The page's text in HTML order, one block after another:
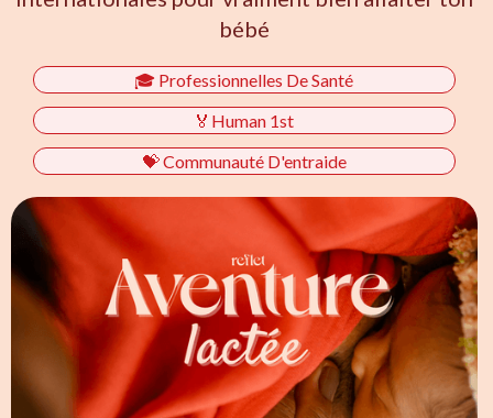
bébé
🎓 Professionnelles De Santé
🏅Human 1st
💝 Communauté D'entraide